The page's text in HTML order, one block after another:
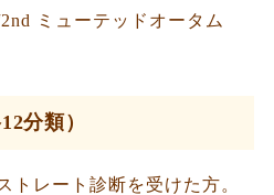
ミューテッドオータム
分類）
トレート診断を受けた方。